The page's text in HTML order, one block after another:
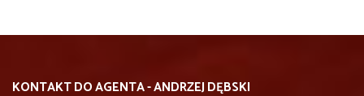
KONTAKT DO AGENTA - ANDRZEJ DĘBSKI